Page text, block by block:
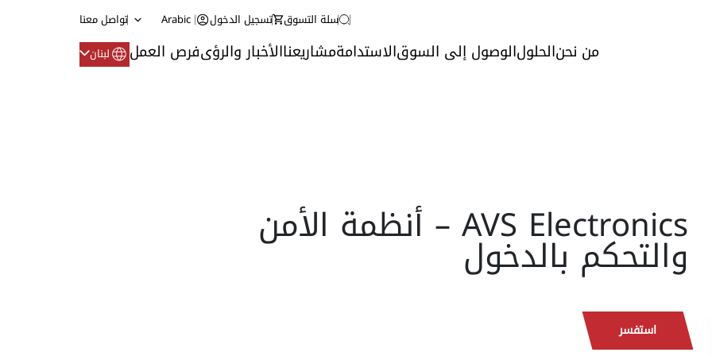
سلة التسوق تسجيل الدخول Arabic تواصل معنا
من نحنالحلولالوصول إلى السوقالاستدامةمشاريعناالأخبار والرؤىفرص العمل لبنان
AVS Electronics – أنظمة الأمن
والتحكم بالدخول
استفسر